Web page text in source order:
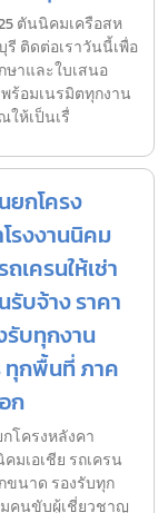
ตันนิคมเครือสห
ติดต่อเราวันนี้เพื่อ
ษาและใบเสนอ
ร้อมเนรมิตทุกงาน
ให้เป็นเรื่
ยกโครง
รงงานนิคม
ถเครนให้เช่า
รับจ้าง ราคา
รับทุกงาน
ทุกพื้นที่ ภาค
ก
โครงหลังคา
มเอเชีย รถเครน
ขนาด รองรับทุก
คนขับผู้เชี่ยวชาญ